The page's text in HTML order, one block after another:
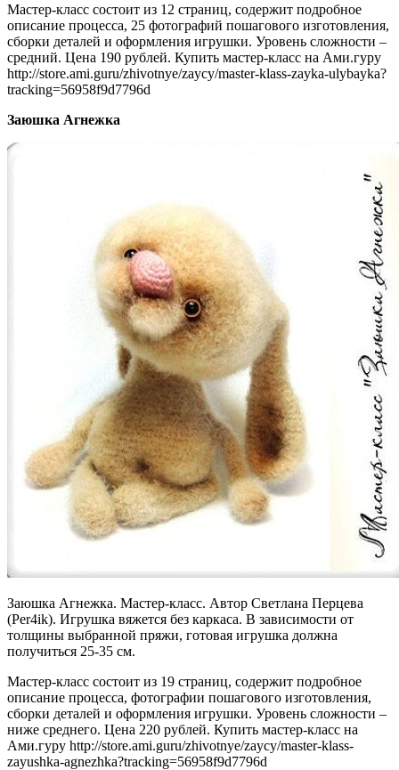
Мастер-класс состоит из 12 страниц, содержит подробное
описание процесса, 25 фотографий пошагового изготовления,
сборки деталей и оформления игрушки. Уровень сложности –
средний. Цена 190 рублей. Купить мастер-класс на Ами.гуру
http://store.ami.guru/zhivotnye/zaycy/master-klass-zayka-ulybayka?
tracking=56958f9d7796d
Заюшка Агнежка
Заюшка Агнежка. Мастер-класс. Автор Светлана Перцева
(Per4ik). Игрушка вяжется без каркаса. В зависимости от
толщины выбранной пряжи, готовая игрушка должна
получиться 25-35 см.
Мастер-класс состоит из 19 страниц, содержит подробное
описание процесса, фотографии пошагового изготовления,
сборки деталей и оформления игрушки. Уровень сложности –
ниже среднего. Цена 220 рублей. Купить мастер-класс на
Ами.гуру http://store.ami.guru/zhivotnye/zaycy/master-klass-
zayushka-agnezhka?tracking=56958f9d7796d